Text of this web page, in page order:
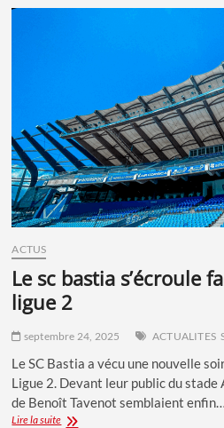
GRENOBLE
ACTUS
le sc bastia s’écroule face à rodez en
ligue 2
septembre 24, 2025 ACTUALITES
Le SC Bastia a vécu une nouvelle
Ligue 2. Devant leur public du stade
de Benoît Tavenot semblaient enfin…
Lire la suiteLE